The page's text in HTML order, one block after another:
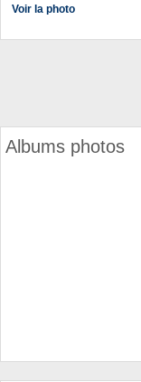
Voir la photo
Albums photos